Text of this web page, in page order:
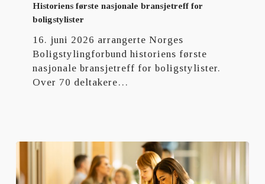
bransjetreff
boligstylister
Historiens første nasjonale bransjetreff for
boligstylister
16. juni 2026 arrangerte Norges
Boligstylingforbund historiens første
nasjonale bransjetreff for boligstylister.
Over 70 deltakere…